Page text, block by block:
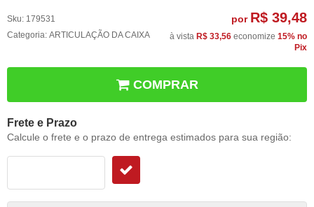
Sku: 179531
Categoria: ARTICULAÇÃO DA CAIXA
por R$ 39,48
à vista R$ 33,56 economize 15% no
Pix
COMPRAR
Frete e Prazo
Calcule o frete e o prazo de entrega estimados para sua região: